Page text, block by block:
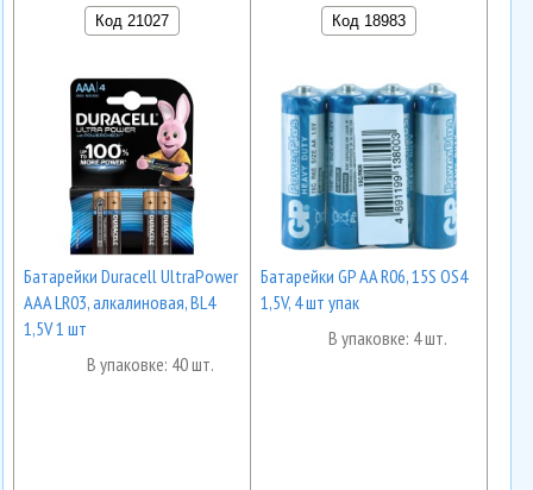
Код 21027
Батарейки Duracell UltraPower
AAA LR03, алкалиновая, BL4
1,5V 1 шт
В упаковке: 40 шт.
Код 18983
Батарейки GP AA R06, 15S OS4
1,5V, 4 шт упак
В упаковке: 4 шт.